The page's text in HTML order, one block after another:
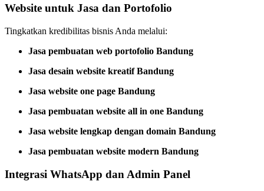
Website untuk Jasa dan Portofolio
Tingkatkan kredibilitas bisnis Anda melalui:
Jasa pembuatan web portofolio Bandung
Jasa desain website kreatif Bandung
Jasa website one page Bandung
Jasa pembuatan website all in one Bandung
Jasa website lengkap dengan domain Bandung
Jasa pembuatan website modern Bandung
Integrasi WhatsApp dan Admin Panel